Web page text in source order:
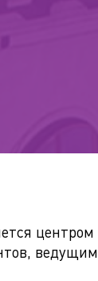
центром
ведущим